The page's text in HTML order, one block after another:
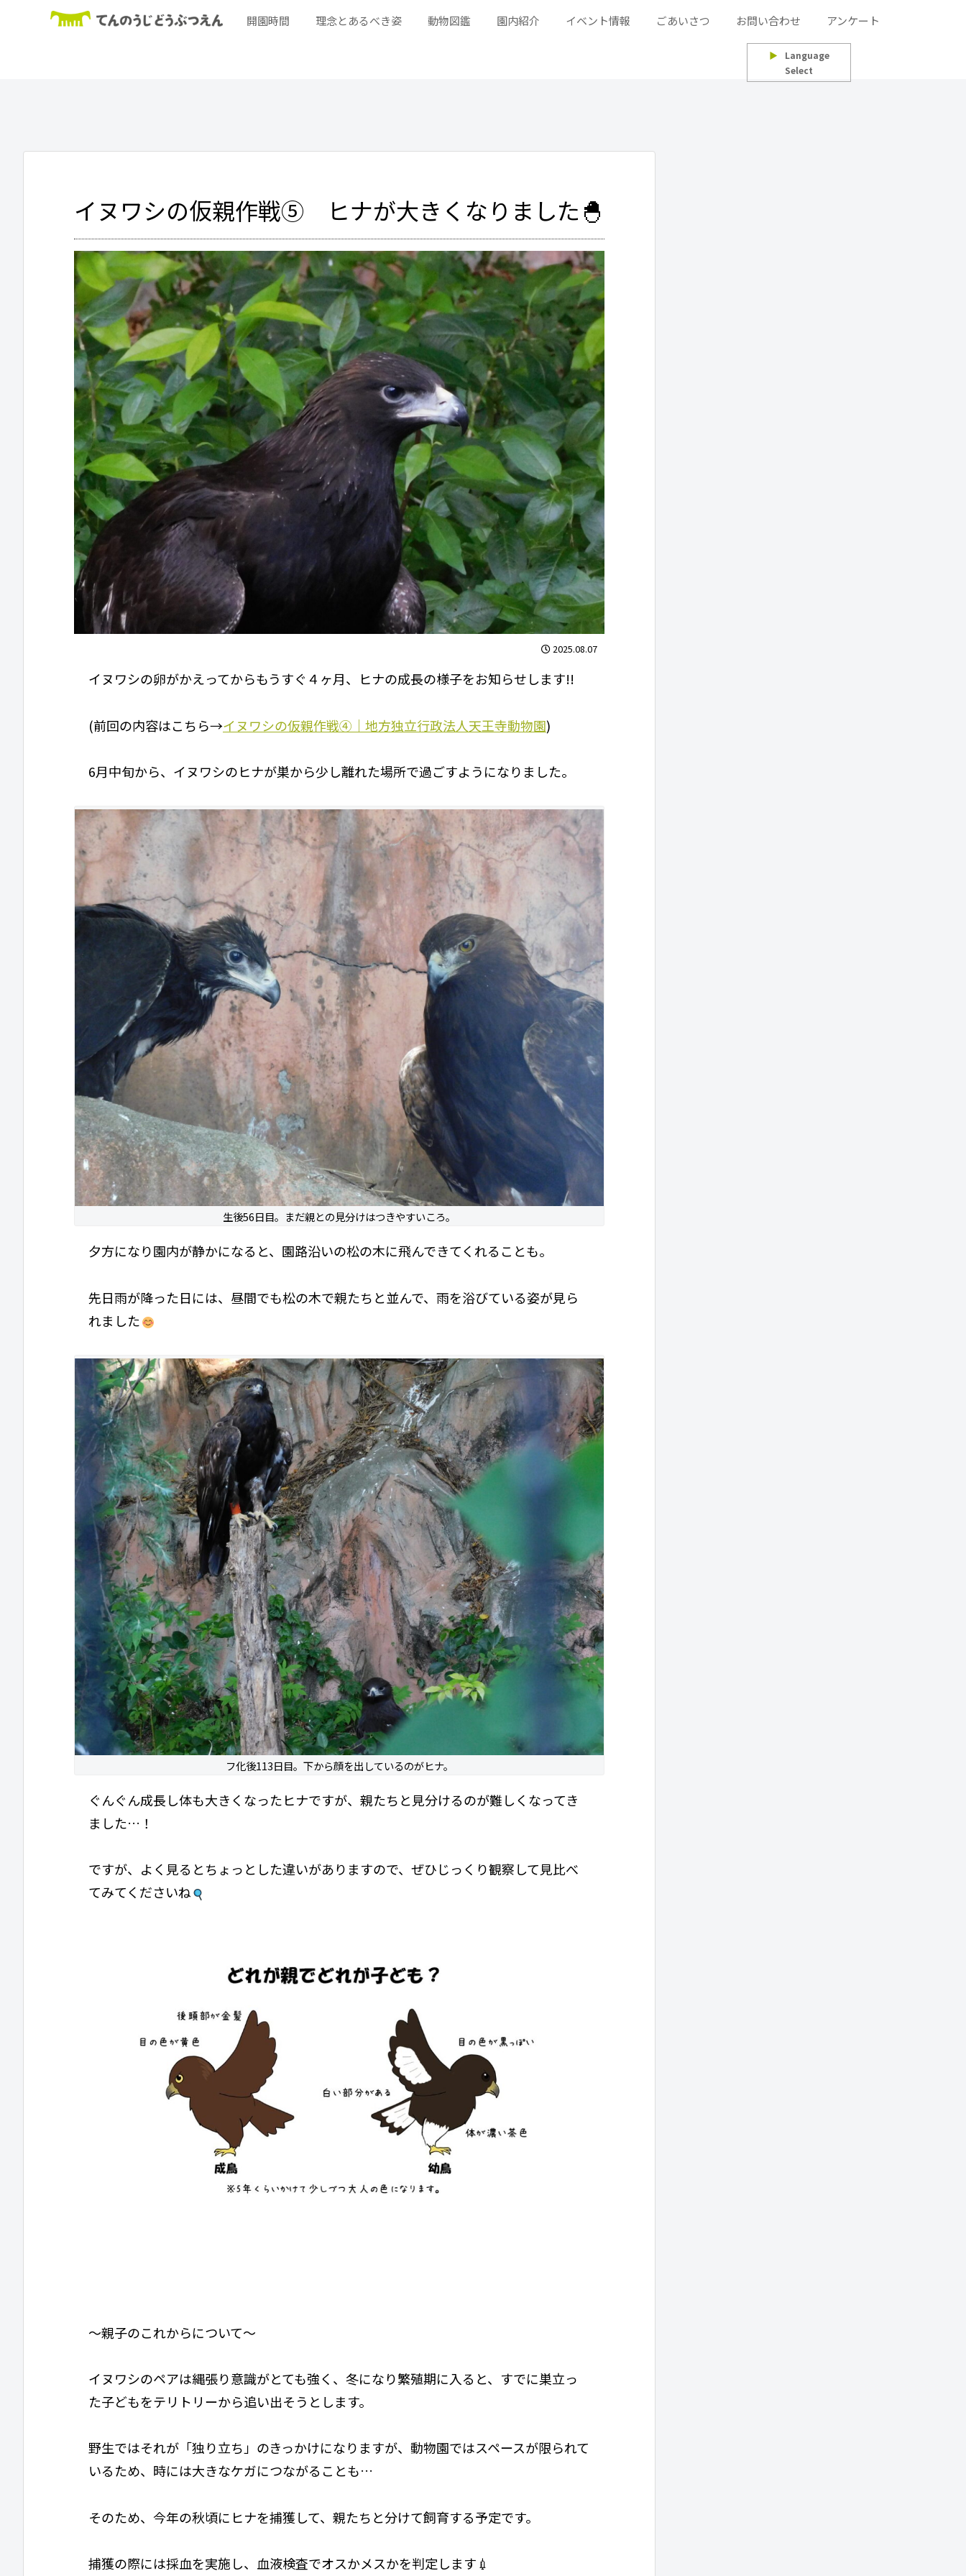
開園時間 理念とあるべき姿 動物図鑑 園内紹介 イベント情報 ごあいさつ お問い合わせ アンケート
▶
Language
Select
イヌワシの仮親作戦⑤ ヒナが大きくなりました🐣
2025.08.07
イヌワシの卵がかえってからもうすぐ４ヶ月、ヒナの成長の様子をお知らせします!!
(前回の内容はこちら→イヌワシの仮親作戦④｜地方独立行政法人天王寺動物園)
6月中旬から、イヌワシのヒナが巣から少し離れた場所で過ごすようになりました。
生後56日目。まだ親との見分けはつきやすいころ。
夕方になり園内が静かになると、園路沿いの松の木に飛んできてくれることも。
先日雨が降った日には、昼間でも松の木で親たちと並んで、雨を浴びている姿が見ら
れました
フ化後113日目。下から顔を出しているのがヒナ。
ぐんぐん成長し体も大きくなったヒナですが、親たちと見分けるのが難しくなってき
ました…！
ですが、よく見るとちょっとした違いがありますので、ぜひじっくり観察して見比べ
てみてくださいね
～親子のこれからについて～
イヌワシのペアは縄張り意識がとても強く、冬になり繁殖期に入ると、すでに巣立っ
た子どもをテリトリーから追い出そうとします。
野生ではそれが「独り立ち」のきっかけになりますが、動物園ではスペースが限られて
いるため、時には大きなケガにつながることも…
そのため、今年の秋頃にヒナを捕獲して、親たちと分けて飼育する予定です。
捕獲の際には採血を実施し、血液検査でオスかメスかを判定します💉